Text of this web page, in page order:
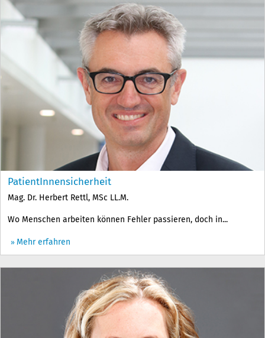
PatientInnensicherheit
Mag. Dr. Herbert Rettl, MSc LL.M.
Wo Menschen arbeiten können Fehler passieren, doch in...
Mehr erfahren